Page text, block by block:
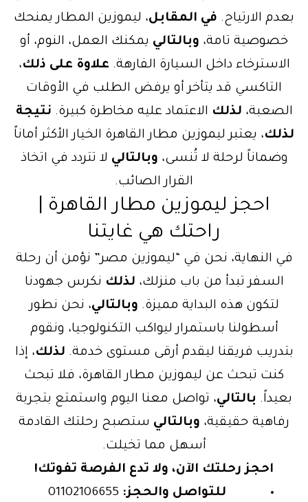
بعدم الارتياح. في المقابل، ليموزين المطار يمنحك
خصوصية تامة، وبالتالي يمكنك العمل، النوم، أو
الاسترخاء داخل السيارة الفارهة. علاوة على ذلك،
التاكسي قد يتأخر أو يرفض الطلب في الأوقات
الصعبة، لذلك الاعتماد عليه مخاطرة كبيرة. نتيجة
لذلك، يعتبر ليموزين مطار القاهرة الخيار الأكثر أماناً
وضماناً لرحلة لا تُنسى، وبالتالي لا تتردد في اتخاذ
القرار الصائب.
احجز ليموزين مطار القاهرة |
راحتك هي غايتنا
في النهاية، نحن في “ليموزين مصر” نؤمن أن رحلة
السفر تبدأ من باب منزلك، لذلك نكرس جهودنا
لتكون هذه البداية مميزة. وبالتالي، نحن نطور
أسطولنا باستمرار ليواكب التكنولوجيا، ونقوم
بتدريب فريقنا ليقدم أرقى مستوى خدمة. لذلك، إذا
كنت تبحث عن ليموزين مطار القاهرة، فلا تبحث
بعيداً. بالتالي، تواصل معنا اليوم واستمتع بتجربة
رفاهية حقيقية، وبالتالي ستصبح رحلتك القادمة
أسهل مما تخيلت.
احجز رحلتك الآن، ولا تدع الفرصة تفوتك!
للتواصل والحجز: